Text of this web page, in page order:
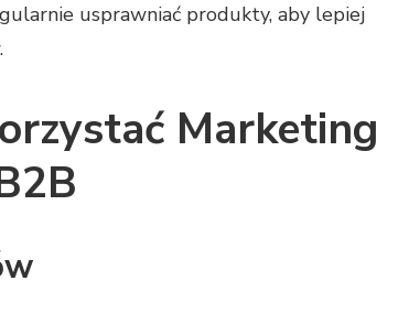
usprawniać produkty, aby lepiej
Marketing